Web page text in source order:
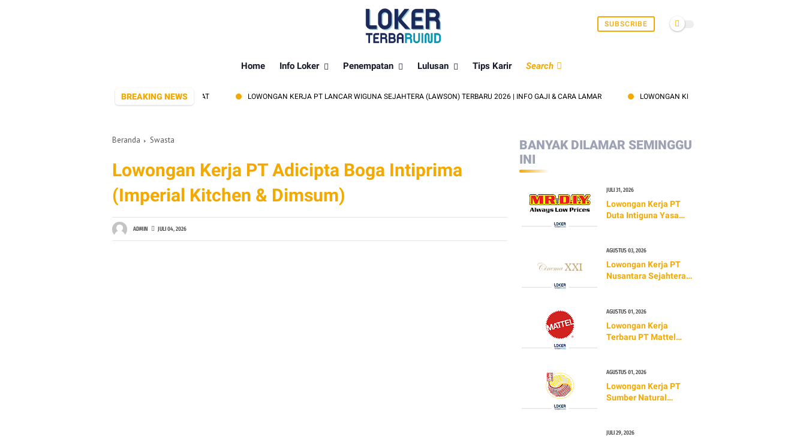
SUBSCRIBE
Home Info Loker Penempatan Lulusan Tips Karir Search
BREAKING NEWS
KERJA BUAT LULUSAN SMK/SMA SEDERAJAT LOWONGAN KERJA PT LANCAR WIGUNA SEJAHTERA (LAWSON) TERBARU 2026 | INFO GAJI & CARA LAMAR LOWONGAN KERJA PT PROPAN RAYA INDUSTRIAL
Beranda Swasta
Lowongan Kerja PT Adicipta Boga Intiprima
(Imperial Kitchen & Dimsum)
ADMIN JULI 04, 2026
BANYAK DILAMAR SEMINGGU
INI
JULI 31, 2026
Lowongan Kerja PT
Duta Intiguna Yasa
AGUSTUS 03, 2026
Lowongan Kerja PT
Nusantara Sejahtera
AGUSTUS 01, 2026
Lowongan Kerja
Terbaru PT Mattel
AGUSTUS 01, 2026
Lowongan Kerja PT
Sumber Natural
JULI 29, 2026